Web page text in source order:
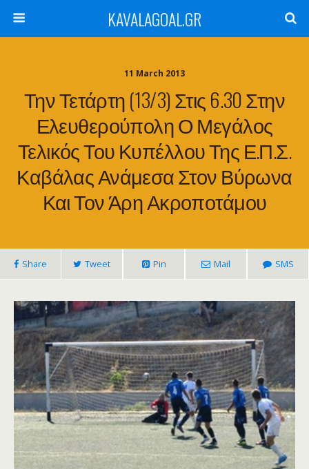
KAVALAGOAL.GR
11 March 2013
Την Τετάρτη (13/3) Στις 6.30 Στην
Ελευθερούπολη Ο Μεγάλος
Τελικός Του Κυπέλλου Της Ε.Π.Σ.
Καβάλας Ανάμεσα Στον Βύρωνα
Και Τον Άρη Ακροποτάμου
Share Tweet Pin Mail SMS